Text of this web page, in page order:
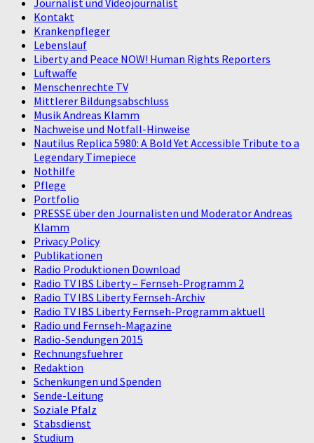
Kontakt
Krankenpfleger
Lebenslauf
Liberty and Peace NOW! Human Rights Reporters
Luftwaffe
Menschenrechte TV
Mittlerer Bildungsabschluss
Musik Andreas Klamm
Nachweise und Notfall-Hinweise
Nautilus Replica 5980: A Bold Yet Accessible Tribute to a
Legendary Timepiece
Nothilfe
Pflege
Portfolio
PRESSE über den Journalisten und Moderator Andreas
Klamm
Privacy Policy
Publikationen
Radio Produktionen Download
Radio TV IBS Liberty – Fernseh-Programm 2
Radio TV IBS Liberty Fernseh-Archiv
Radio TV IBS Liberty Fernseh-Programm aktuell
Radio und Fernseh-Magazine
Radio-Sendungen 2015
Rechnungsfuehrer
Redaktion
Schenkungen und Spenden
Sende-Leitung
Soziale Pfalz
Stabsdienst
Studium